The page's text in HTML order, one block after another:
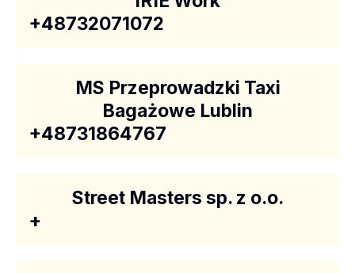
+48732071072
MS Przeprowadzki Taxi
Bagażowe Lublin
+48731864767
Street Masters sp. z o.o.
+